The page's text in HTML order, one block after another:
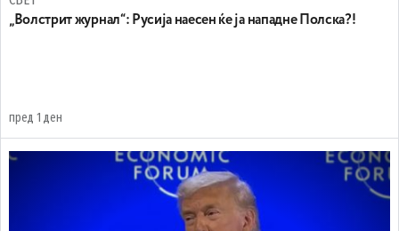
„Волстрит журнал“: Русија наесен ќе ја нападне Полска?!
пред 1 ден